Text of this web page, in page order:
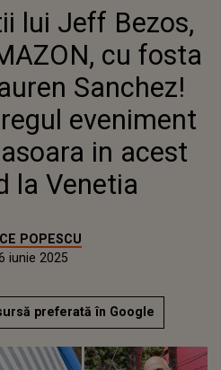
FONDATORUL AMAZON,
FOSTA JURNALISTA,
SANCHEZ! CAT COSTA
EVENIMENT CARE SE
IN ACEST
lui Jeff Bezos,
cu fosta
Sanchez!
eveniment
in acest
la Venetia
POPESCU
iunie 2025
preferată în Google